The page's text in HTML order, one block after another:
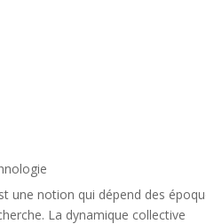
une notion qui dépend des
La dynamique collective